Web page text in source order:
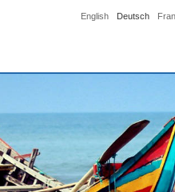
English Deutsch